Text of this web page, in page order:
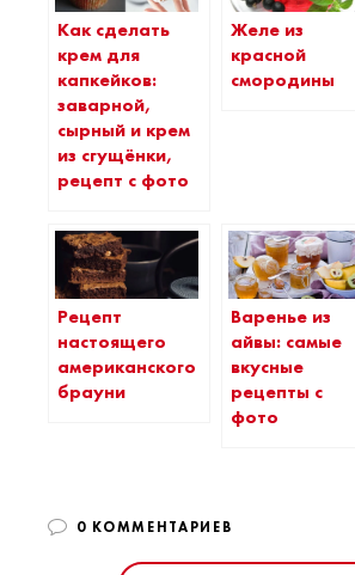
Как сделать
крем для
капкейков:
заварной,
сырный и крем
из сгущёнки,
рецепт с фото
Желе из
красной
смородины
Рецепт
настоящего
американского
брауни
Варенье из
айвы: самые
вкусные
рецепты с
фото
0 КОММЕНТАРИЕВ